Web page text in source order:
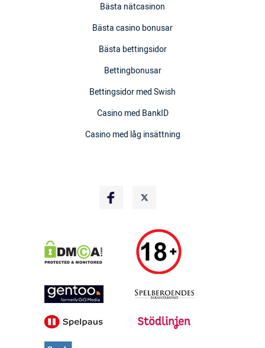
Bästa nätcasinon
Bästa casino bonusar
Bästa bettingsidor
Bettingbonusar
Bettingsidor med Swish
Casino med BankID
Casino med låg insättning